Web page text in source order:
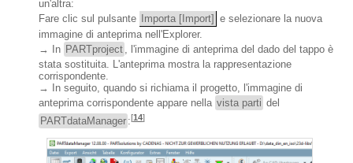
un'altra:
Fare clic sul pulsante
Importa [Import] e selezionare la nuova
immagine di anteprima nell'Explorer.
→ In PARTproject , l'immagine di anteprima del dado del tappo è
stata sostituita. L'anteprima mostra la rappresentazione
corrispondente.
→ In seguito, quando si richiama il progetto, l'immagine di
anteprima corrispondente appare nella vista parti del
PARTdataManager :[14]